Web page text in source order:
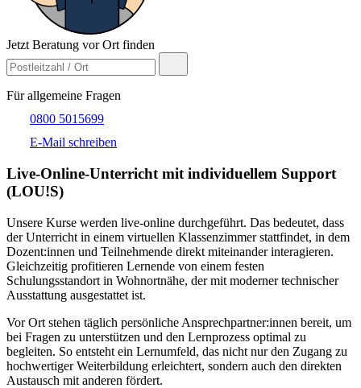
Jetzt Beratung vor Ort finden
Für allgemeine Fragen
0800 5015699
E-Mail schreiben
Live-​Online-Unterricht mit individuellem Support
(LOU!S)
Unsere Kurse werden live-online durchgeführt. Das bedeutet, dass
der Unterricht in einem virtuellen Klassenzimmer stattfindet, in dem
Dozent:innen und Teilnehmende direkt miteinander interagieren.
Gleichzeitig profitieren Lernende von einem festen
Schulungsstandort in Wohnortnähe, der mit moderner technischer
Ausstattung ausgestattet ist.
Vor Ort stehen täglich persönliche Ansprechpartner:innen bereit, um
bei Fragen zu unterstützen und den Lernprozess optimal zu
begleiten. So entsteht ein Lernumfeld, das nicht nur den Zugang zu
hochwertiger Weiterbildung erleichtert, sondern auch den direkten
Austausch mit anderen fördert.